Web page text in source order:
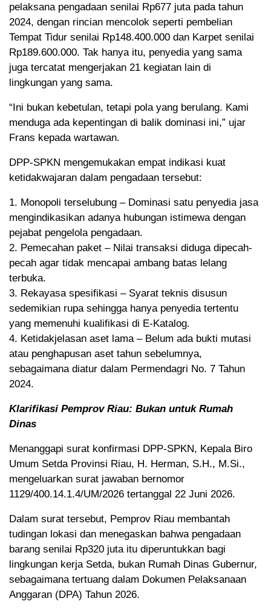
pelaksana pengadaan senilai Rp677 juta pada tahun
2024, dengan rincian mencolok seperti pembelian
Tempat Tidur senilai Rp148.400.000 dan Karpet senilai
Rp189.600.000. Tak hanya itu, penyedia yang sama
juga tercatat mengerjakan 21 kegiatan lain di
lingkungan yang sama.
“Ini bukan kebetulan, tetapi pola yang berulang. Kami
menduga ada kepentingan di balik dominasi ini,” ujar
Frans kepada wartawan.
DPP-SPKN mengemukakan empat indikasi kuat
ketidakwajaran dalam pengadaan tersebut:
1. Monopoli terselubung – Dominasi satu penyedia jasa
mengindikasikan adanya hubungan istimewa dengan
pejabat pengelola pengadaan.
2. Pemecahan paket – Nilai transaksi diduga dipecah-
pecah agar tidak mencapai ambang batas lelang
terbuka.
3. Rekayasa spesifikasi – Syarat teknis disusun
sedemikian rupa sehingga hanya penyedia tertentu
yang memenuhi kualifikasi di E-Katalog.
4. Ketidakjelasan aset lama – Belum ada bukti mutasi
atau penghapusan aset tahun sebelumnya,
sebagaimana diatur dalam Permendagri No. 7 Tahun
2024.
Klarifikasi Pemprov Riau: Bukan untuk Rumah
Dinas
Menanggapi surat konfirmasi DPP-SPKN, Kepala Biro
Umum Setda Provinsi Riau, H. Herman, S.H., M.Si.,
mengeluarkan surat jawaban bernomor
1129/400.14.1.4/UM/2026 tertanggal 22 Juni 2026.
Dalam surat tersebut, Pemprov Riau membantah
tudingan lokasi dan menegaskan bahwa pengadaan
barang senilai Rp320 juta itu diperuntukkan bagi
lingkungan kerja Setda, bukan Rumah Dinas Gubernur,
sebagaimana tertuang dalam Dokumen Pelaksanaan
Anggaran (DPA) Tahun 2026.